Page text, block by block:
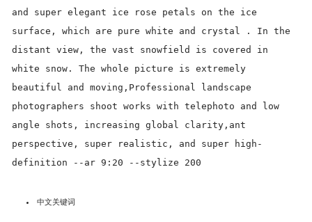
and super elegant ice rose petals on the ice
surface, which are pure white and crystal . In the
distant view, the vast snowfield is covered in
white snow. The whole picture is extremely
beautiful and moving,Professional landscape
photographers shoot works with telephoto and low
angle shots, increasing global clarity,ant
perspective, super realistic, and super high-
definition --ar 9:20 --stylize 200
中文关键词